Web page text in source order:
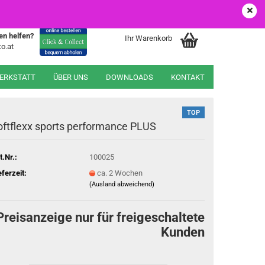
helfen?
Ihr Warenkorb
ÜBER UNS DOWNLOADS KONTAKT
TOP
sports performance PLUS
100025
ca. 2 Wochen
(Ausland abweichend)
nur für freigeschaltete
Kunden